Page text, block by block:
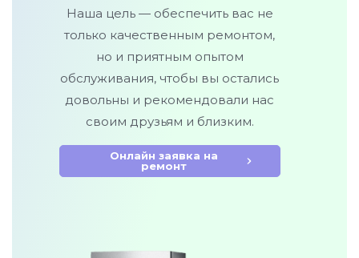
Наша цель — обеспечить вас не
только качественным ремонтом,
но и приятным опытом
обслуживания, чтобы вы остались
довольны и рекомендовали нас
своим друзьям и близким.
Онлайн заявка на
ремонт